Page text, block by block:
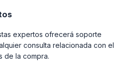
expertos ofrecerá soporte
consulta relacionada con el
de la compra.